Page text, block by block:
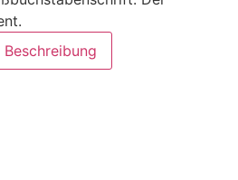
Beschreibung